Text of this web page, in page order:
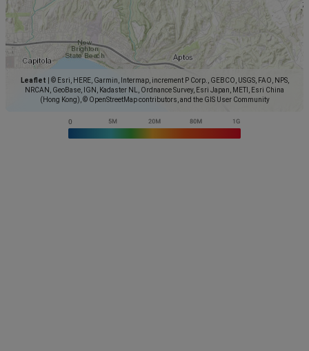
Leaflet
© Esri, HERE, Garmin, Intermap, increment P Corp., GEBCO, USGS, FAO, NPS,
NRCAN, GeoBase, IGN, Kadaster NL, Ordnance Survey, Esri Japan, METI, Esri China
(Hong Kong), © OpenStreetMap contributors, and the GIS User Community